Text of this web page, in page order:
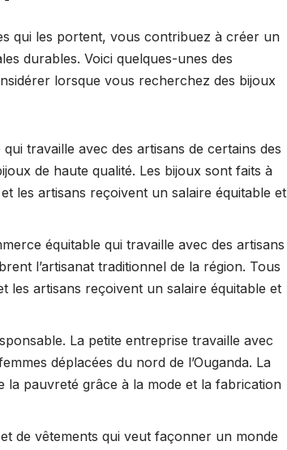
qui les portent, vous contribuez à créer un
durables. Voici quelques-unes des
lorsque vous recherchez des bijoux
travaille avec des artisans de certains des
de haute qualité. Les bijoux sont faits à
les artisans reçoivent un salaire équitable et
équitable qui travaille avec des artisans
l’artisanat traditionnel de la région. Tous
les artisans reçoivent un salaire équitable et
La petite entreprise travaille avec
déplacées du nord de l’Ouganda. La
la pauvreté grâce à la mode et la fabrication
de vêtements qui veut façonner un monde